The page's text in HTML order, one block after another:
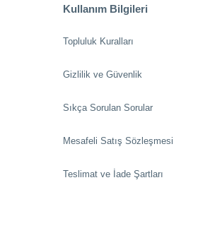
Kullanım Bilgileri
Topluluk Kuralları
Gizlilik ve Güvenlik
Sıkça Sorulan Sorular
Mesafeli Satış Sözleşmesi
Teslimat ve İade Şartları